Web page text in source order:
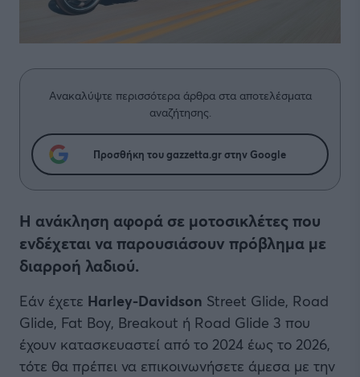
Ανακαλύψτε περισσότερα άρθρα στα αποτελέσματα
αναζήτησης.
Προσθήκη του gazzetta.gr στην Google
Η ανάκληση αφορά σε μοτοσικλέτες που
ενδέχεται να παρουσιάσουν πρόβλημα με
διαρροή λαδιού.
Εάν έχετε Harley-Davidson Street Glide, Road
Glide, Fat Boy, Breakout ή Road Glide 3 που
έχουν κατασκευαστεί από το 2024 έως το 2026,
τότε θα πρέπει να επικοινωνήσετε άμεσα με την